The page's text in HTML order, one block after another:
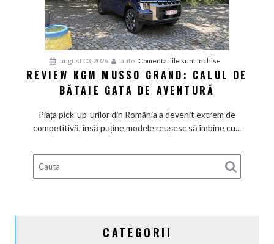
august 03, 2026 auto Comentariile sunt închise
Review
Grand:
Calul
bătaie
gata
de
REVIEW KGM MUSSO GRAND: CALUL DE
BĂTAIE GATA DE AVENTURĂ
Piața pick-up-urilor din România a devenit extrem de
competitivă, însă puține modele reușesc să îmbine cu...
CATEGORII